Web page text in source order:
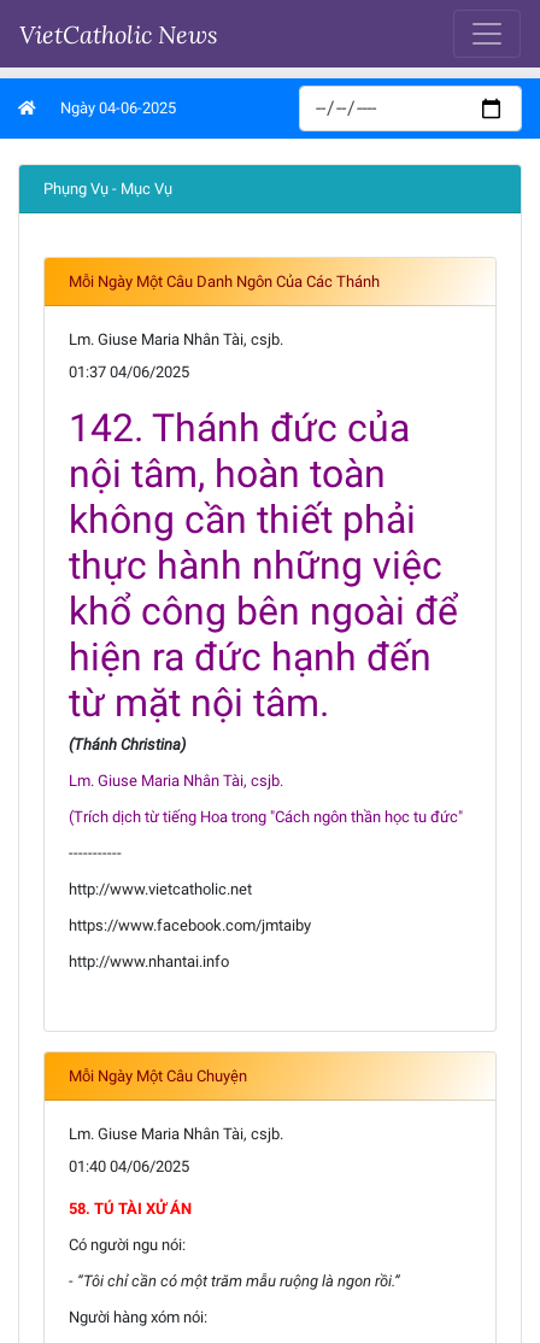
VietCatholic News
Ngày 04-06-2025
Phụng Vụ - Mục Vụ
Mỗi Ngày Một Câu Danh Ngôn Của Các Thánh
Lm. Giuse Maria Nhân Tài, csjb.
01:37 04/06/2025
142. Thánh đức của
nội tâm, hoàn toàn
không cần thiết phải
thực hành những việc
khổ công bên ngoài để
hiện ra đức hạnh đến
từ mặt nội tâm.
(Thánh Christina)
Lm. Giuse Maria Nhân Tài, csjb.
(Trích dịch từ tiếng Hoa trong "Cách ngôn thần học tu đức"
-----------
http://www.vietcatholic.net
https://www.facebook.com/jmtaiby
http://www.nhantai.info
Mỗi Ngày Một Câu Chuyện
Lm. Giuse Maria Nhân Tài, csjb.
01:40 04/06/2025
58. TÚ TÀI XỬ ÁN
Có người ngu nói:
- “Tôi chỉ cần có một trăm mẫu ruộng là ngon rồi.”
Người hàng xóm nói: